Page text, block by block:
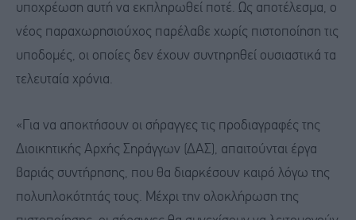
υποχρέωση αυτή να εκπληρωθεί ποτέ. Ως αποτέλεσμα, ο
νέος παραχωρησιούχος παρέλαβε χωρίς πιστοποίηση τις
υποδομές, οι οποίες δεν έχουν συντηρηθεί ουσιαστικά τα
τελευταία χρόνια.
«Για να αποκτήσουν οι σήραγγες τις προδιαγραφές της
Διοικητικής Αρχής Σηράγγων (ΔΑΣ), απαιτούνται έργα
βαριάς συντήρησης, που θα διαρκέσουν καιρό λόγω της
πολυπλοκότητάς τους. Μέχρι την ολοκλήρωση της